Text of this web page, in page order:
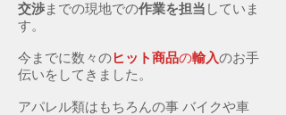
交渉までの現地での作業を担当 していま
す。
今までに数々のヒット商品の輸入のお手
伝いをしてきました。
アパレル類はもちろんの事 バイクや車